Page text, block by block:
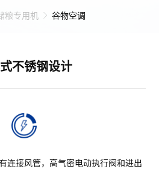
粮专用机 谷物空调
不锈钢设计
连接风管，高气密电动执行阀和进出